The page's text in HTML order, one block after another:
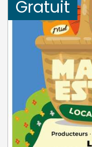
Gratuit